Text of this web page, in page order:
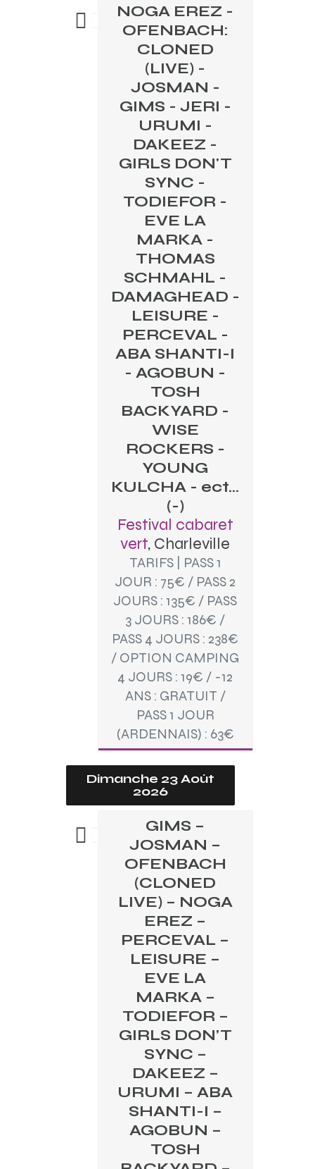
NOGA EREZ -
OFENBACH:
CLONED
(LIVE) -
JOSMAN -
GIMS - JERI -
URUMI -
DAKEEZ -
GIRLS DON'T
SYNC -
TODIEFOR -
EVE LA
MARKA -
THOMAS
SCHMAHL -
DAMAGHEAD -
LEISURE -
PERCEVAL -
ABA SHANTI-I
- AGOBUN -
TOSH
BACKYARD -
WISE
ROCKERS -
YOUNG
KULCHA - ect...
(-)
Festival cabaret
vert, Charleville
TARIFS | PASS 1
JOUR : 75€ / PASS 2
JOURS : 135€ / PASS
3 JOURS : 186€ /
PASS 4 JOURS : 238€
/ OPTION CAMPING
4 JOURS : 19€ / -12
ANS : GRATUIT /
PASS 1 JOUR
(ARDENNAIS) : 63€
Dimanche 23 Août
2026
GIMS –
JOSMAN –
OFENBACH
(CLONED
LIVE) – NOGA
EREZ –
PERCEVAL –
LEISURE –
EVE LA
MARKA –
TODIEFOR –
GIRLS DON’T
SYNC –
DAKEEZ –
URUMI – ABA
SHANTI-I –
AGOBUN –
TOSH